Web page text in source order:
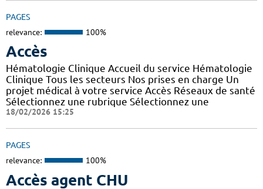
PAGES
relevance: 100%
Accès
Hématologie Clinique Accueil du service Hématologie
Clinique Tous les secteurs Nos prises en charge Un
projet médical à votre service Accès Réseaux de santé
Sélectionnez une rubrique Sélectionnez une
18/02/2026 15:25
PAGES
relevance: 100%
Accès agent CHU